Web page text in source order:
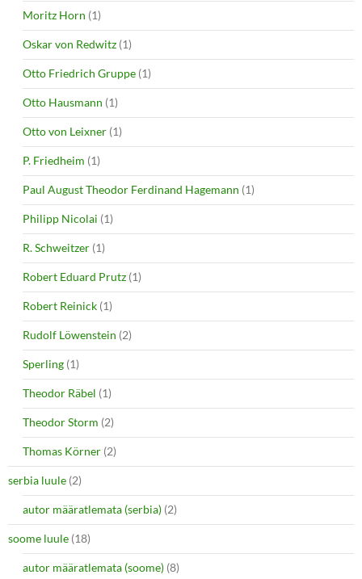
Moritz Horn (1)
Oskar von Redwitz (1)
Otto Friedrich Gruppe (1)
Otto Hausmann (1)
Otto von Leixner (1)
P. Friedheim (1)
Paul August Theodor Ferdinand Hagemann (1)
Philipp Nicolai (1)
R. Schweitzer (1)
Robert Eduard Prutz (1)
Robert Reinick (1)
Rudolf Löwenstein (2)
Sperling (1)
Theodor Räbel (1)
Theodor Storm (2)
Thomas Körner (2)
serbia luule (2)
autor määratlemata (serbia) (2)
soome luule (18)
autor määratlemata (soome) (8)